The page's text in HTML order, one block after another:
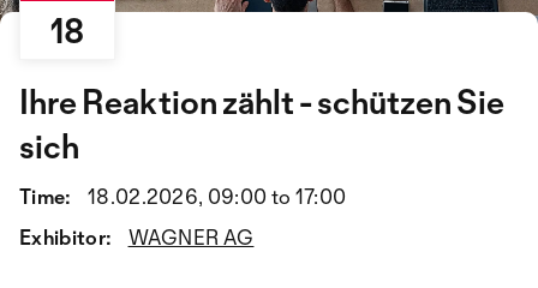
18
Ihre Reaktion zählt - schützen Sie
sich
Time:
18.02.2026, 09:00 to 17:00
Exhibitor:
WAGNER AG